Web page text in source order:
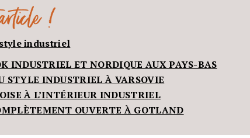
!
industriel
INDUSTRIEL ET NORDIQUE AUX PAYS-BAS
STYLE INDUSTRIEL À VARSOVIE
À L’INTÉRIEUR INDUSTRIEL
OUVERTE À GOTLAND